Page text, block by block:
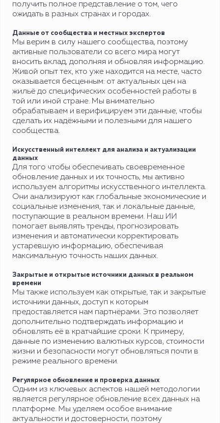
получить полное представление о том, чего
ожидать в разных странах и городах.
Данные от сообщества и местных экспертов
Мы верим в силу нашего сообщества, поэтому
активные пользователи со всего мира могут
вносить вклад, дополняя и обновляя информацию.
Живой опыт тех, кто уже находится на месте, часто
оказывается бесценным: от актуальных цен на
жильё до специфических особенностей работы в
той или иной стране. Мы внимательно
обрабатываем и верифицируем эти данные, чтобы
сделать их надёжными и полезными для нашего
сообщества.
Искусственный интеллект для анализа и актуализации
данных
Для того чтобы обеспечивать своевременное
обновление данных и их точность, мы активно
используем алгоритмы искусственного интеллекта.
Они анализируют как глобальные экономические и
социальные изменения, так и локальные данные,
поступающие в реальном времени. Наш ИИ
помогает выявлять тренды, прогнозировать
изменения и автоматически корректировать
устаревшую информацию, обеспечивая
максимальную точность наших данных.
Закрытые и открытые источники данных в реальном
времени
Мы также используем как открытые, так и закрытые
источники данных, доступ к которым
предоставляется нам партнёрами. Это позволяет
дополнительно подтверждать информацию и
обновлять её в кратчайшие сроки. К примеру,
данные по изменению валютных курсов, стоимости
жизни и безопасности могут обновляться почти в
режиме реального времени.
Регулярное обновление и проверка данных
Одним из ключевых аспектов нашей методологии
является регулярное обновление всех данных на
платформе. Мы уделяем особое внимание
актуальности и достоверности, поэтому